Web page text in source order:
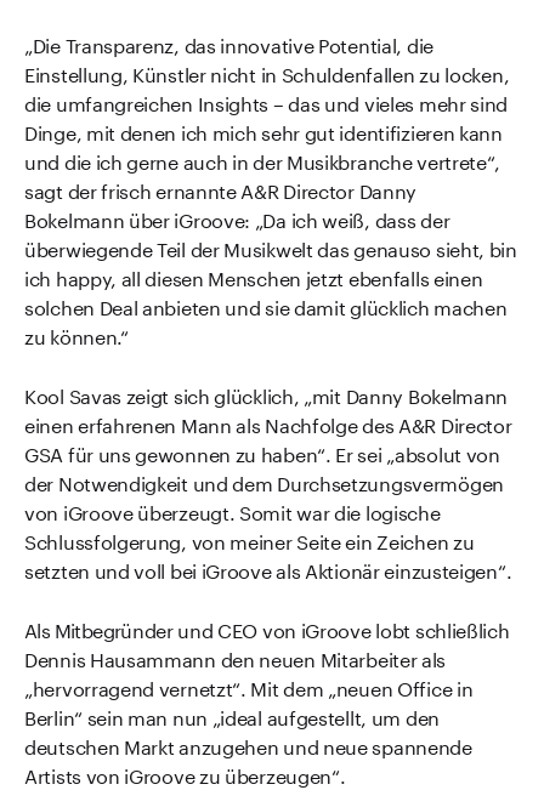
„Die Transparenz, das innovative Potential, die
Einstellung, Künstler nicht in Schuldenfallen zu locken,
die umfangreichen Insights – das und vieles mehr sind
Dinge, mit denen ich mich sehr gut identifizieren kann
und die ich gerne auch in der Musikbranche vertrete“,
sagt der frisch ernannte A&R Director Danny
Bokelmann über iGroove: „Da ich weiß, dass der
überwiegende Teil der Musikwelt das genauso sieht, bin
ich happy, all diesen Menschen jetzt ebenfalls einen
solchen Deal anbieten und sie damit glücklich machen
zu können.“
Kool Savas zeigt sich glücklich, „mit Danny Bokelmann
einen erfahrenen Mann als Nachfolge des A&R Director
GSA für uns gewonnen zu haben“. Er sei „absolut von
der Notwendigkeit und dem Durchsetzungsvermögen
von iGroove überzeugt. Somit war die logische
Schlussfolgerung, von meiner Seite ein Zeichen zu
setzten und voll bei iGroove als Aktionär einzusteigen“.
Als Mitbegründer und CEO von iGroove lobt schließlich
Dennis Hausammann den neuen Mitarbeiter als
„hervorragend vernetzt“. Mit dem „neuen Office in
Berlin“ sein man nun „ideal aufgestellt, um den
deutschen Markt anzugehen und neue spannende
Artists von iGroove zu überzeugen“.